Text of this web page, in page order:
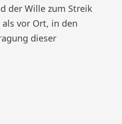
der Wille zum Streik
vor Ort, in den
dieser